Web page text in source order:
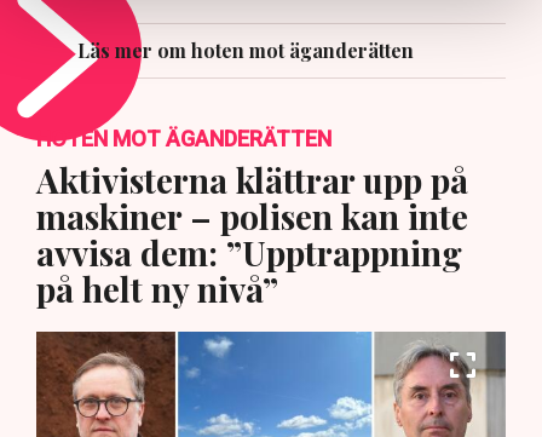
Läs mer om hoten mot äganderätten
HOTEN MOT ÄGANDERÄTTEN
Aktivisterna klättrar upp på
maskiner – polisen kan inte
avvisa dem: ”Upptrappning
på helt ny nivå”